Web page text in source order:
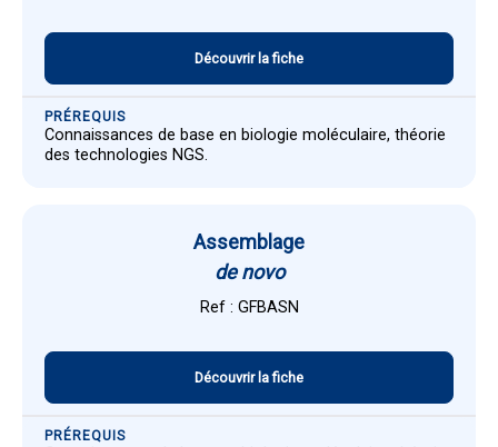
Découvrir la fiche
PRÉREQUIS
Connaissances de base en biologie moléculaire, théorie
des technologies NGS.
Assemblage
de novo
Ref : GFBASN
Découvrir la fiche
PRÉREQUIS